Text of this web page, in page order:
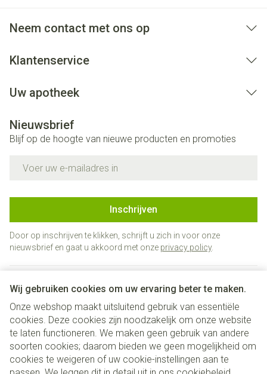
Wij gebruiken cookies om uw ervaring beter te maken.
Onze webshop maakt uitsluitend gebruik van essentiële
cookies. Deze cookies zijn noodzakelijk om onze website
te laten functioneren. We maken geen gebruik van andere
soorten cookies; daarom bieden we geen mogelijkheid om
cookies te weigeren of uw cookie-instellingen aan te
Neem contact met ons op
Klantenservice
Uw apotheek
Nieuwsbrief
Blijf op de hoogte van nieuwe producten en promoties
Inschrijven
Door op inschrijven te klikken, schrijft u zich in voor onze
nieuwsbrief en gaat u akkoord met onze privacy policy.
Juridische links